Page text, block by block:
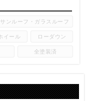
サンルーフ・ガラスルーフ
イール ローダウン
全塗装済